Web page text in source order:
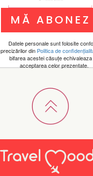
Datele personale sunt folosite
precizărilor din Politica de
bifarea acestei căsuțe
acceptarea celor prezentate.